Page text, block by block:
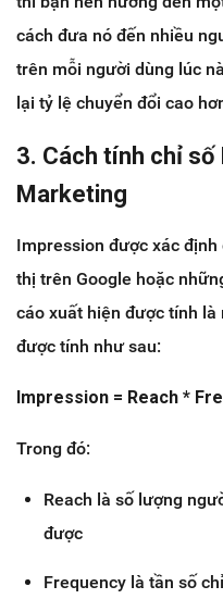
cách đưa nó đến nhiều
trên mỗi người dùng lúc
lại tỷ lệ chuyển đổi cao
3. Cách tính chỉ
Marketing
Impression được xác
thị trên Google hoặc
cáo xuất hiện được tính
được tính như sau:
Impression = Reach *
Trong đó:
Reach là số lượng
được
Frequency là tần số